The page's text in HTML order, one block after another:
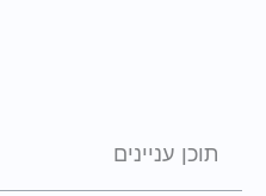
תוכן עניינים